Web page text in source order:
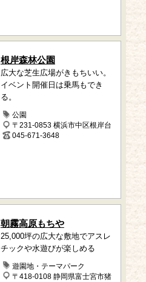
根岸森林公園
広大な芝生広場がきもちいい。
イベント開催日は乗馬もでき
る。
公園
〒231-0853 横浜市中区根岸台
045-671-3648
朝霧高原もちや
25,000坪の広大な敷地でアスレ
チックや水遊びが楽しめる
遊園地・テーマパーク
〒418-0108 静岡県富士宮市猪